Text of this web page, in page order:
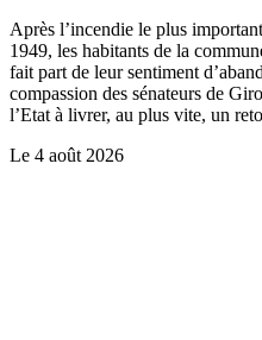
Après l’incendie le plus
1949, les habitants de la
fait part de leur sentiment
compassion des sénateurs de
l’Etat à livrer, au plus vite, un
Le 4 août 2026